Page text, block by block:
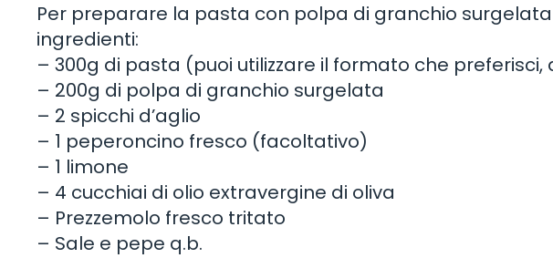
Per preparare la pasta con polpa di granchio
ingredienti:
– 300g di pasta (puoi utilizzare il formato che
– 200g di polpa di granchio surgelata
– 2 spicchi d’aglio
– 1 peperoncino fresco (facoltativo)
– 1 limone
– 4 cucchiai di olio extravergine di oliva
– Prezzemolo fresco tritato
– Sale e pepe q.b.